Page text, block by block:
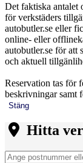
Det faktiska antalet
för verkstäders
autobutler.se eller
online- eller
autobutler.se för att
och aktuell
Reservation tas för
beskrivningar samt
Stäng
Hitta